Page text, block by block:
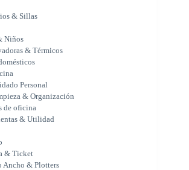
& Organización
de oficina
& Utilidad
& Ticket
Ancho & Plotters
a Tinta
Varios
& Sillas
Niños
& Térmicos
Personal
& Organización
de oficina
& Utilidad
& Ticket
Ancho & Plotters